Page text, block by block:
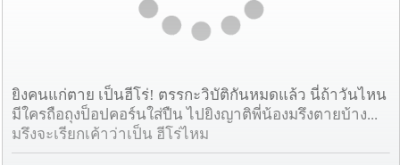
ยิงคนแก่ตาย เป็นฮีโร่! ตรรกะวิบัติกันหมดแล้ว นี่ถ้าวันไหน
มีใครถือถุงป็อปคอร์นใส่ปืน ไปยิงญาติพี่น้องมรึงตายบ้าง...
มรึงจะเรียกเค้าว่าเป็น ฮีโร่ไหม